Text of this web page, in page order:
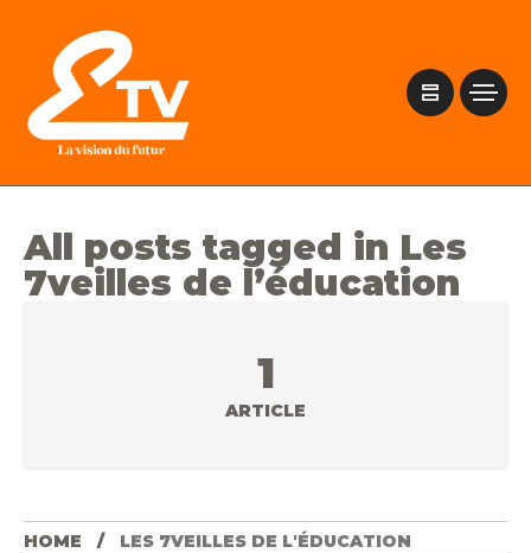
All posts tagged in Les
7veilles de l’éducation
1
ARTICLE
HOME LES 7VEILLES DE L'ÉDUCATION